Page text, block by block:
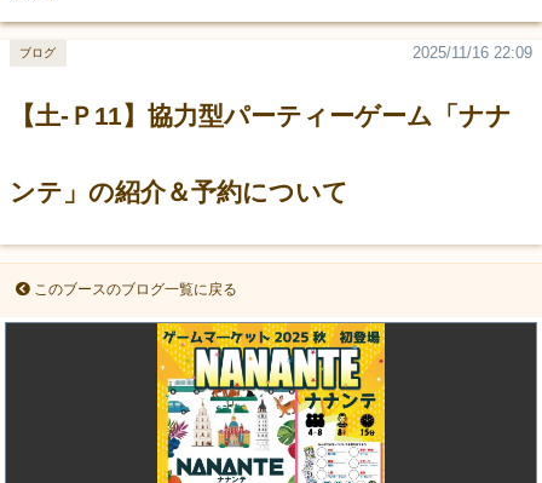
【土-Ｐ11】協力型パーティーゲーム「ナナ
ンテ」の紹介＆予約について
2025/11/16 22:09
ブログ
このブースのブログ一覧に戻る